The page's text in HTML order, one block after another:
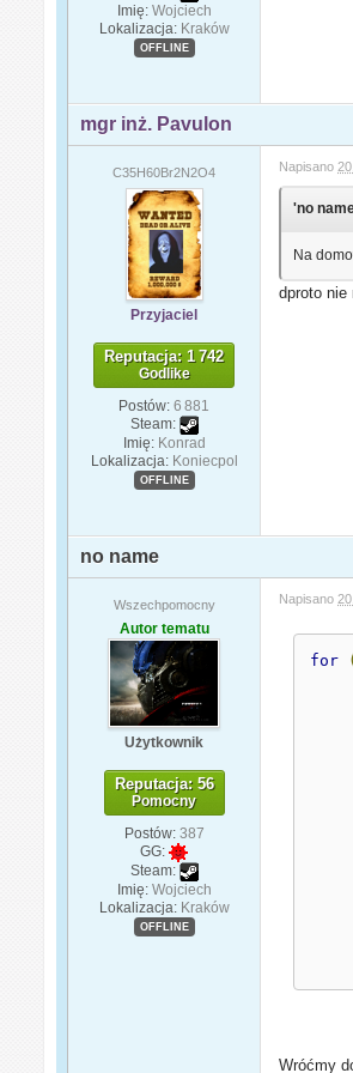
Imię: Wojciech
Lokalizacja: Kraków
OFFLINE
mgr inż. Pavulon
C35H60Br2N2O4
Przyjaciel
Reputacja: 1 742
Godlike
Postów: 6 881
Steam:
Imię: Konrad
Lokalizacja: Koniecpol
OFFLINE
Napisano
'no
Na
dproto nie
no name
Wszechpomocny
Autor tematu
Użytkownik
Reputacja: 56
Pomocny
Postów: 387
GG:
Steam:
Imię: Wojciech
Lokalizacja: Kraków
OFFLINE
Napisano
for (
Wróćmy